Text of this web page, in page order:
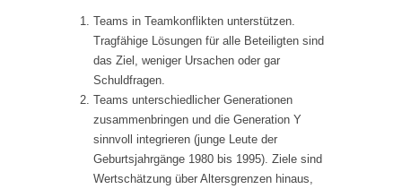
Teams in Teamkonflikten unterstützen.
Tragfähige Lösungen für alle Beteiligten sind
das Ziel, weniger Ursachen oder gar
Schuldfragen.
Teams unterschiedlicher Generationen
zusammenbringen und die Generation Y
sinnvoll integrieren (junge Leute der
Geburtsjahrgänge 1980 bis 1995). Ziele sind
Wertschätzung über Altersgrenzen hinaus,